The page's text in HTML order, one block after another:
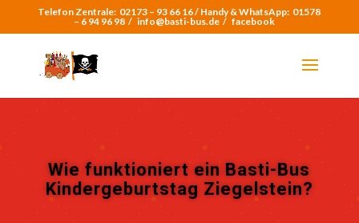
Telefon Zentrale: 02173 – 93 66 16 / Handy & WhatsApp: 01578
– 6 94 96 98 / info@basti-bus.de / facebook
Wie funktioniert ein Basti-Bus
Kindergeburtstag Ziegelstein?